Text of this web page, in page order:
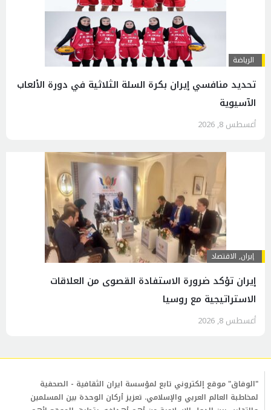
الرياضة
تحديد منافسي إيران بكرة السلة الثلاثية في دورة الألعاب
الآسيوية
أغسطس 8, 2026
إيران, الاقتصاد
إيران تؤكد ضرورة الاستفادة القصوى من العلاقات
الاستراتيجية مع روسيا
أغسطس 8, 2026
"الوفاق" موقع إلكتروني تابع لمؤسسة ايران الثقافية - الصحفية
لمخاطبة العالم العربي والإسلامي. تعزيز أركان الوحدة بين المسلمين